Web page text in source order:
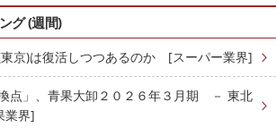
グ (週間)
京)は復活しつつあるのか [スーパー業界]
点」、青果大卸２０２６年３月期 － 東北
界]